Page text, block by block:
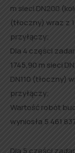
m sieci DN200
(tłoczny) wraz z
przyłączy;
Dla 4 części
1745,90 m sieci
DN110 (tłoczny)
przyłączy;
Wartość robót
wyniosła 5 461
Dla 5 części